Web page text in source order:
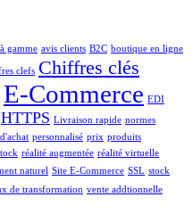
gamme avis clients B2C boutique en ligne
clefs Chiffres clés
E-Commerce EDI
HTTPS Livraison rapide normes
personnalisé prix produits
réalité augmentée réalité virtuelle
naturel Site E-Commerce SSL stock
de transformation vente addtionnelle